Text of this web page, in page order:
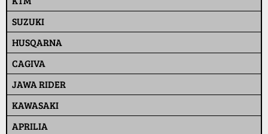
SUZUKI
HUSQARNA
CAGIVA
JAWA RIDER
KAWASAKI
APRILIA